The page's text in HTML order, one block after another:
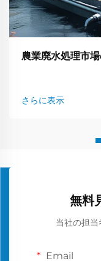
農業廃水処理市
さらに表示
無料
当社の担当
Email